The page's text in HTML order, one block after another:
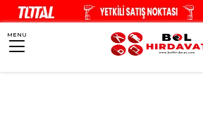
MENU